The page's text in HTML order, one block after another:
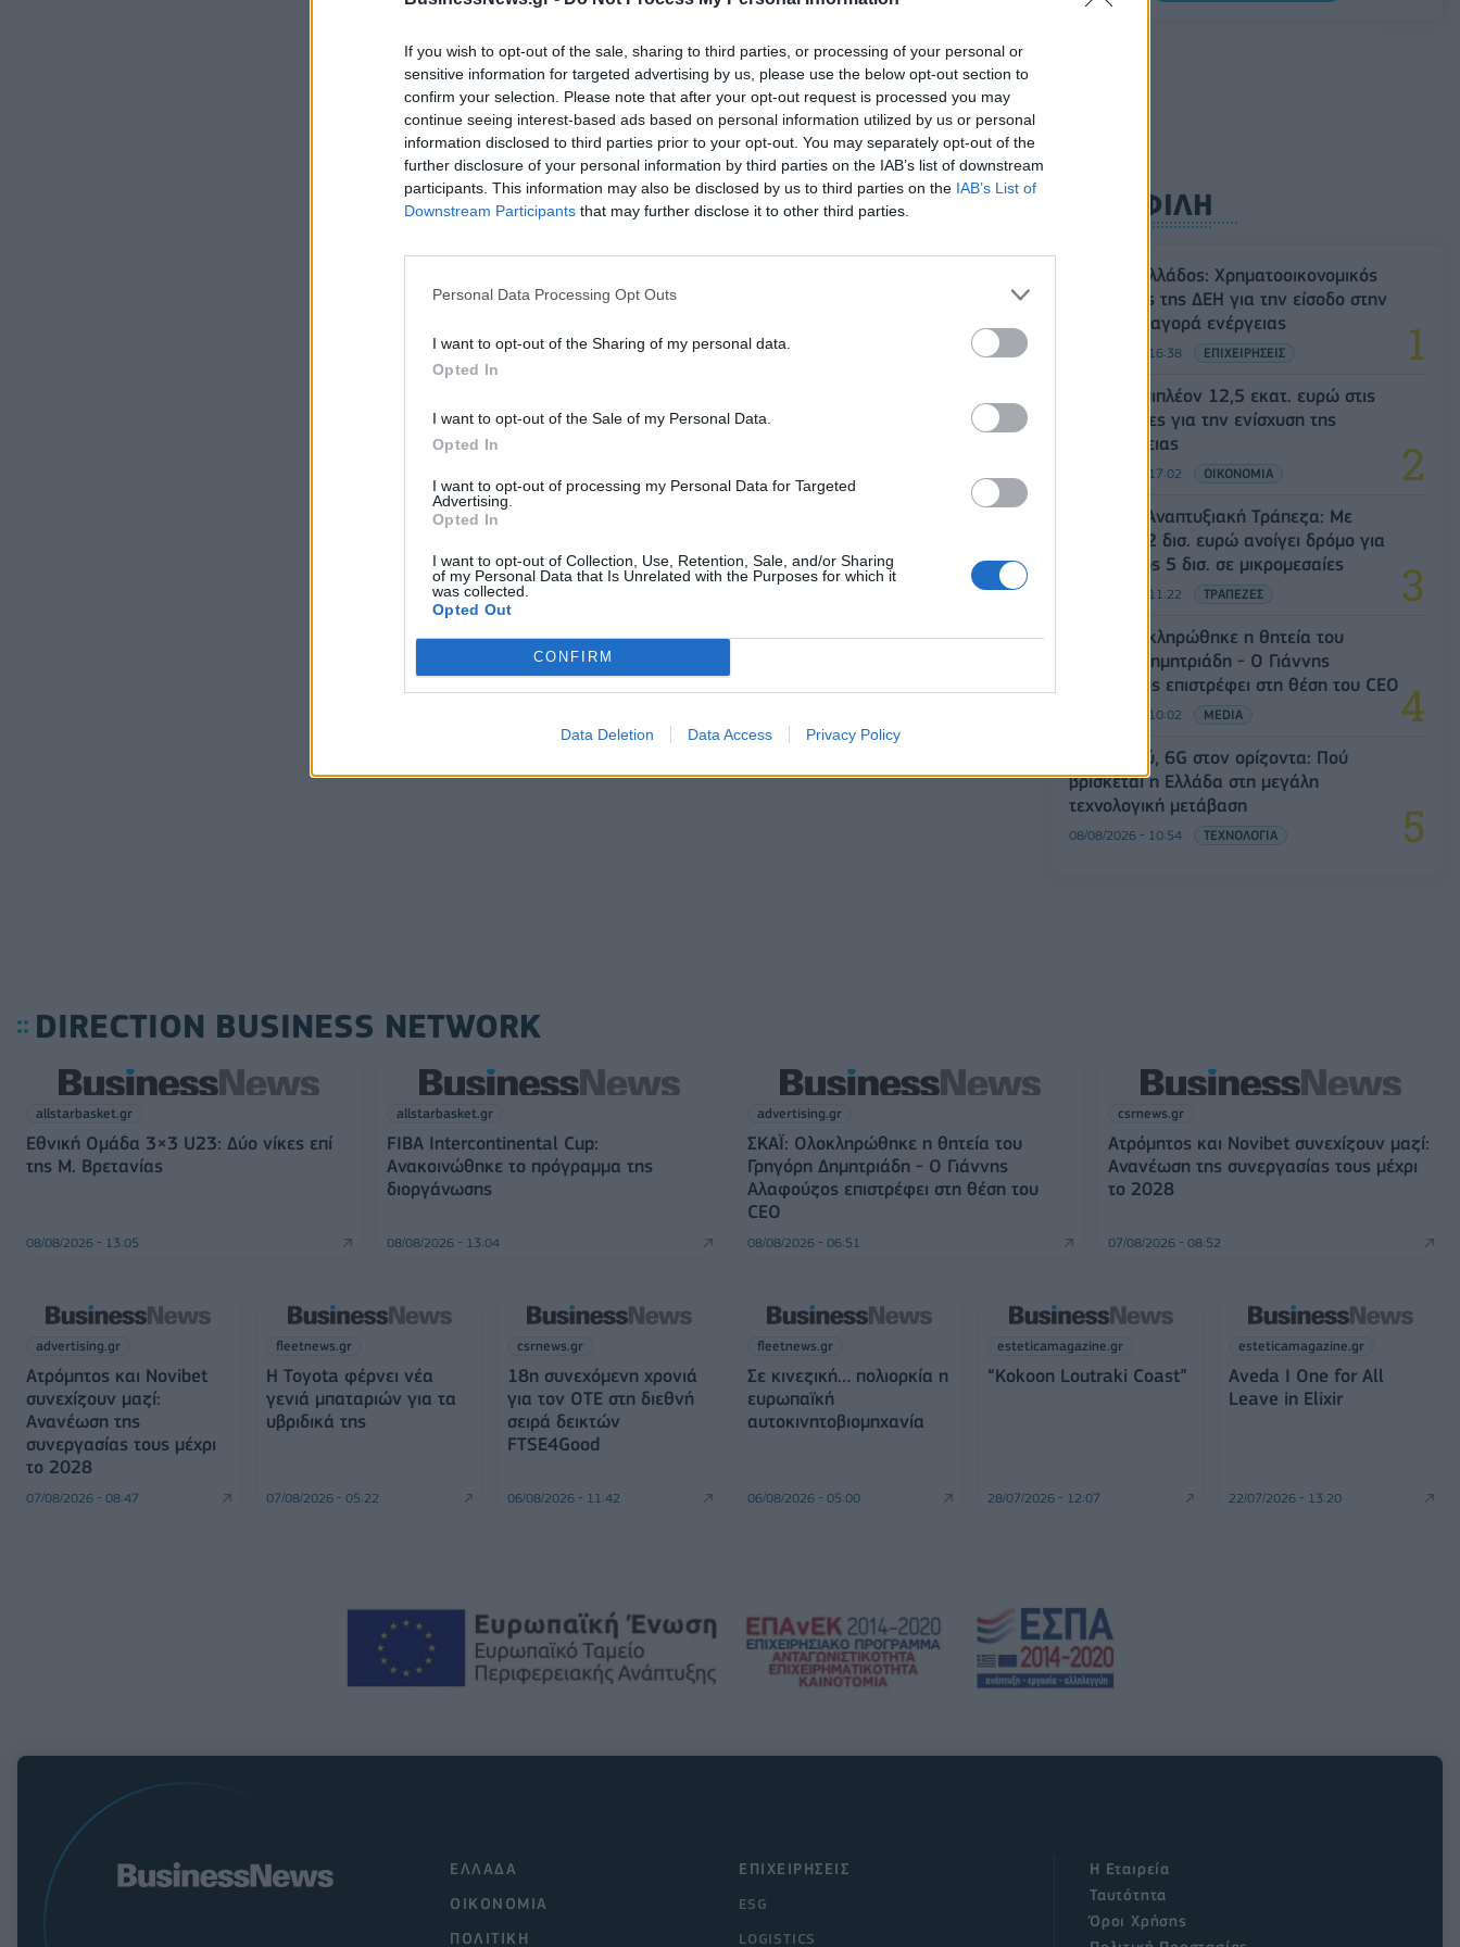
If you wish to opt-out of the sale, sharing to third parties, or processing of your personal or
sensitive information for targeted advertising by us, please use the below opt-out section to
confirm your selection. Please note that after your opt-out request is processed you may
continue seeing interest-based ads based on personal information utilized by us or personal
information disclosed to third parties prior to your opt-out. You may separately opt-out of the
further disclosure of your personal information by third parties on the IAB’s list of downstream
participants. This information may also be disclosed by us to third parties on the IAB’s List of
Downstream Participants that may further disclose it to other third parties.
Personal Data Processing Opt Outs
I want to opt-out of the Sharing of my personal data.
Opted In
I want to opt-out of the Sale of my Personal Data.
Opted In
I want to opt-out of processing my Personal Data for Targeted
Advertising.
Opted In
I want to opt-out of Collection, Use, Retention, Sale, and/or Sharing
of my Personal Data that Is Unrelated with the Purposes for which it
was collected.
Opted Out
CONFIRM
Data Deletion Data Access Privacy Policy
ΔΗΜΟΦΙΛΗ
Deloitte Ελλάδος: Χρηματοοικονομικός
σύμβουλος της ΔΕΗ για την είσοδο στην
πολωνική αγορά ενέργειας
07/08/2026 - 16:38 ΕΠΙΧΕΙΡΗΣΕΙΣ
ΥΠΑΑΤ: Επιπλέον 12,5 εκατ. ευρώ στις
Περιφέρειες για την ενίσχυση της
βιοασφάλειας
07/08/2026 - 17:02 ΟΙΚΟΝΟΜΙΑ
Ελληνική Αναπτυξιακή Τράπεζα: Με
«προίκα» 2 δισ. ευρώ ανοίγει δρόμο για
δάνεια έως 5 δισ. σε μικρομεσαίες
08/08/2026 - 11:22 ΤΡΑΠΕΖΕΣ
ΣΚΑΪ: Ολοκληρώθηκε η θητεία του
Γρηγόρη Δημητριάδη - Ο Γιάννης
Αλαφούζος επιστρέφει στη θέση του CEO
08/08/2026 - 10:02 MEDIA
5G παντού, 6G στον ορίζοντα: Πού
βρίσκεται η Ελλάδα στη μεγάλη
τεχνολογική μετάβαση
08/08/2026 - 10:54 ΤΕΧΝΟΛΟΓΙΑ
DIRECTION BUSINESS NETWORK
allstarbasket.gr
Εθνική Ομάδα 3×3 U23: Δύο νίκες επί
της Μ. Βρετανίας
08/08/2026 - 13:05
allstarbasket.gr
FIBA Intercontinental Cup:
Ανακοινώθηκε το πρόγραμμα της
διοργάνωσης
08/08/2026 - 13:04
advertising.gr
ΣΚΑΪ: Ολοκληρώθηκε η θητεία του
Γρηγόρη Δημητριάδη - Ο Γιάννης
Αλαφούζος επιστρέφει στη θέση του
CEO
08/08/2026 - 06:51
csrnews.gr
Ατρόμητος και Novibet συνεχίζουν μαζί:
Ανανέωση της συνεργασίας τους μέχρι
το 2028
07/08/2026 - 08:52
advertising.gr
Ατρόμητος και Novibet
συνεχίζουν μαζί:
Ανανέωση της
συνεργασίας τους μέχρι
το 2028
07/08/2026 - 08:47
fleetnews.gr
Η Toyota φέρνει νέα
γενιά μπαταριών για τα
υβριδικά της
07/08/2026 - 05:22
csrnews.gr
18η συνεχόμενη χρονιά
για τον ΟΤΕ στη διεθνή
σειρά δεικτών
FTSE4Good
06/08/2026 - 11:42
fleetnews.gr
Σε κινεζική… πολιορκία η
ευρωπαϊκή
αυτοκινητοβιομηχανία
06/08/2026 - 05:00
esteticamagazine.gr
“Kokoon Loutraki Coast”
28/07/2026 - 12:07
esteticamagazine.gr
Aveda I One for All
Leave in Elixir
22/07/2026 - 13:20
ΕΠΙΧΕΙΡΗΣΕΙΣ
ESG
LOGISTICS
ΕΛΛΑΔΑ
ΟΙΚΟΝΟΜΙΑ
ΠΟΛΙΤΙΚΗ
Η Εταιρεία
Ταυτότητα
Όροι Χρήσης